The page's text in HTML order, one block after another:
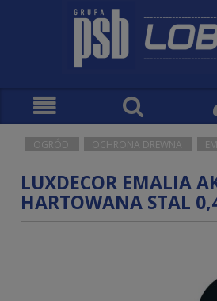
OGRÓD OCHRONA DREWNA
LUXDECOR EMALIA
HARTOWANA STAL